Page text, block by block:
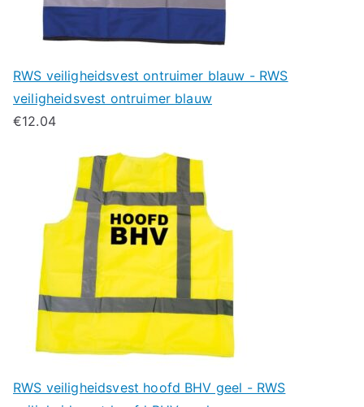
RWS veiligheidsvest ontruimer blauw - RWS
veiligheidsvest ontruimer blauw
€12.04
RWS veiligheidsvest hoofd BHV geel - RWS